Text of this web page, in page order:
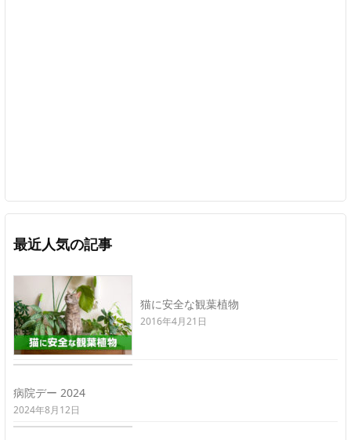
最近人気の記事
猫に安全な観葉植物
2016年4月21日
病院デー 2024
2024年8月12日